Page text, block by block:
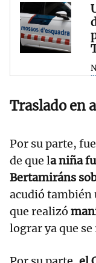
Traslado en
Por su parte,
de que la niña
Bertamiráns
acudió también
que realizó
lograr ya que se